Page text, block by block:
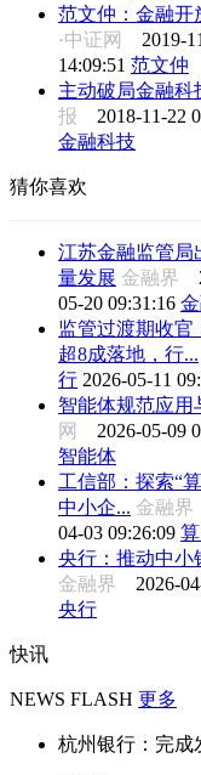
范文仲：金融开
·中证网 2019-
14:09:51 范文仲
主动破局金融科
报 2018-11-22
金融科技
猜你喜欢
江苏金融监管局
量发展 金融界
05-20 09:31:16
监管过渡期收官
超8成落地，行...
行 2026-05-11
智能体规范应用
网 2026-05-09
智能体
工信部：探索“
中小企... 金融
04-03 09:26:09
央行：推动中小
金融界 2026-
央行
快讯
NEWS FLASH 更多
杭州银行：完成